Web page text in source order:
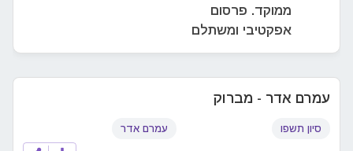
ממוקד. פרסום
אפקטיבי ומשתלם
עמרם אדר - מברוק
סיון תשפו עמרם אדר